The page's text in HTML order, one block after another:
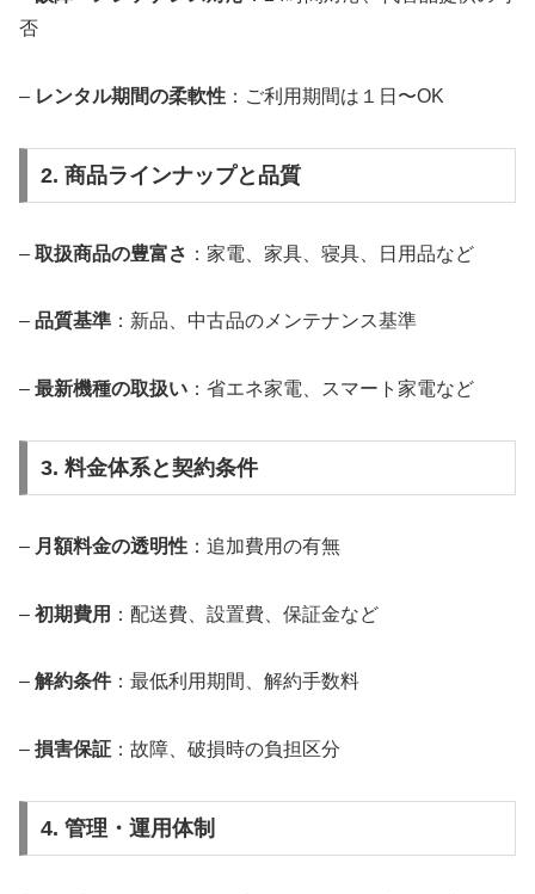
否
– レンタル期間の柔軟性 ：ご利用期間は１日〜OK
2. 商品ラインナップと品質
– 取扱商品の豊富さ ：家電、家具、寝具、日用品など
– 品質基準 ：新品、中古品のメンテナンス基準
– 最新機種の取扱い ：省エネ家電、スマート家電など
3. 料金体系と契約条件
– 月額料金の透明性 ：追加費用の有無
– 初期費用 ：配送費、設置費、保証金など
– 解約条件：最低利用期間、解約手数料
– 損害保証 ：故障、破損時の負担区分
4. 管理・運用体制